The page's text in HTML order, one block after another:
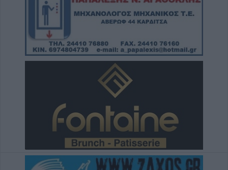
Νεκρός 75χρονος σε αγροτική περιοχή του
Δομενίκου – Πιθανό παθολογικό αίτιο
6 Αυγούστου 2026, 16:27
Απολογισμός ΕΛ.ΑΣ. Θεσσαλίας: 574
συλλήψεις και δεκάδες εξιχνιάσεις τον Ιούλιο
ΥΠΑΑΤ: 38,1 εκατ. ευρώ για την ενίσχυση
κτηνοτρόφων που επλήγησαν από
ζωονόσους
6 Αυγούστου 2026, 15:26
Προγραμματισμένες διακοπές
ηλεκτροδότησης την Παρασκευή (7/8) σε
Ιτέα, Άγιο Γεώργιο, Γεώργιο Καραϊσκάκη,